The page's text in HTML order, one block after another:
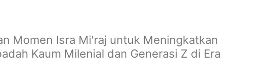
Momen Isra Mi'raj untuk Meningkatkan
Kaum Milenial dan Generasi Z di Era